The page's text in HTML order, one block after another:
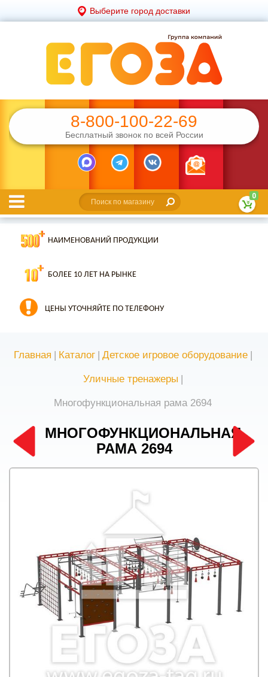
Выберите город доставки
8-800-100-22-69
Бесплатный звонок по всей России
0
НАИМЕНОВАНИЙ ПРОДУКЦИИ
БОЛЕЕ 10 ЛЕТ НА РЫНКЕ
ЦЕНЫ УТОЧНЯЙТЕ ПО ТЕЛЕФОНУ
Главная | Каталог | Детское игровое оборудование |
Уличные тренажеры |
Многофункциональная рама 2694
МНОГОФУНКЦИОНАЛЬНАЯ
РАМА 2694